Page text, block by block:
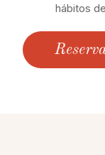
hábitos